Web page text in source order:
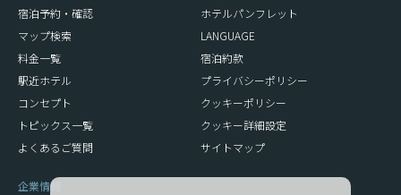
宿泊予約・確認
マップ検索
料金一覧
駅近ホテル
コンセプト
トピックス一覧
よくあるご質問
ホテルパンフレット
LANGUAGE
宿泊約款
プライバシーポリシー
クッキーポリシー
クッキー詳細設定
サイトマップ
企業情報